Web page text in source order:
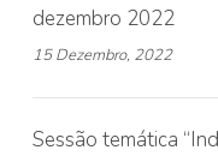
dezembro 2022
15 Dezembro, 2022
Sessão temática